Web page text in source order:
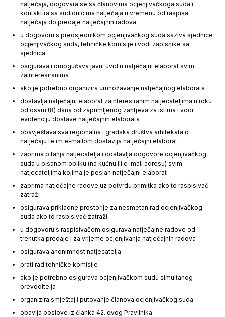
natječaja, dogovara se sa članovima ocjenjivačkoga suda i
kontaktira sa sudionicima natječaja u vremenu od raspisa
natječaja do predaje natječajnih radova
u dogovoru s predsjednikom ocjenjivačkog suda saziva sjednice
ocjenjivačkog suda, tehničke komisije i vodi zapisnike sa
sjednica
osigurava i omogućava javni uvid u natječajni elaborat svim
zainteresiranima
ako je potrebno organizira umnožavanje natječajnog elaborata
dostavlja natječajni elaborat zainteresiranim natjecateljima u roku
od osam (8) dana od zaprimljenog zahtjeva za istima i vodi
evidenciju dostave natječajnih elaborata
obavještava sva regionalna i gradska društva arhitekata o
natječaju te im e-mailom dostavlja natječajni elaborat
zaprima pitanja natjecatelja i dostavlja odgovore ocjenjivačkog
suda u pisanom obliku (na kućnu ili e-mail adresu) svim
natjecateljima kojima je poslan natječajni elaborat
zaprima natječajne radove uz potvrdu primitka ako to raspisivač
zatraži
osigurava prikladne prostorije za nesmetan rad ocjenjivačkog
suda ako to raspisivač zatraži
u dogovoru s raspisivačem osigurava natječajne radove od
trenutka predaje i za vrijeme ocjenjivanja natječajnih radova
osigurava anonimnost natjecatelja
prati rad tehničke komisije
ako je potrebno osigurava ocjenjivačkom sudu simultanog
prevoditelja
organizira smještaj i putovanje članova ocjenjivačkog suda
obavlja poslove iz članka 42. ovog Pravilnika